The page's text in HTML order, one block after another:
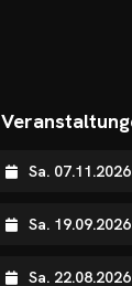
Sa.
Sa.
Sa.